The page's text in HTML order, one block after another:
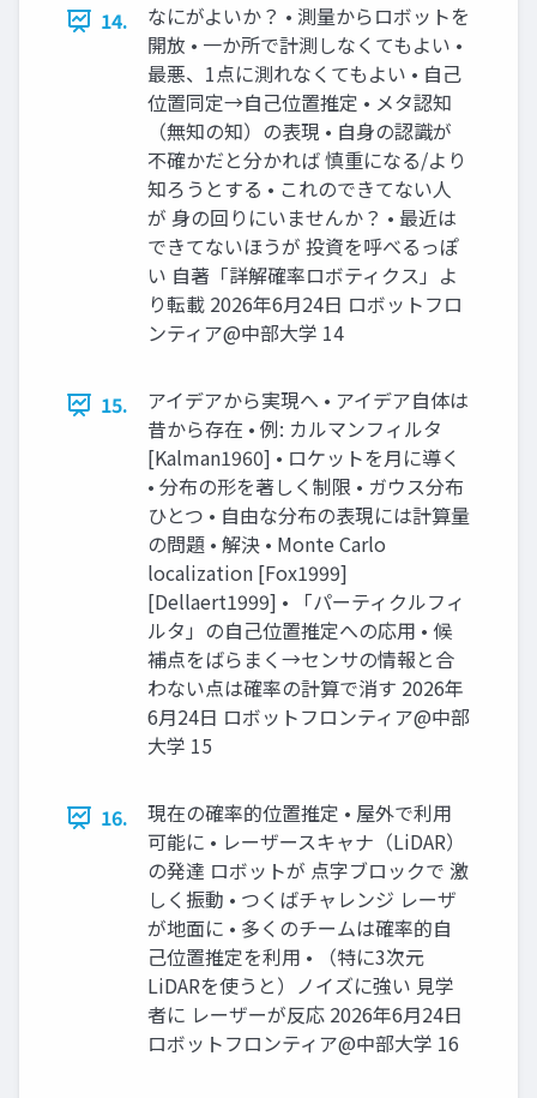
14.
なにがよいか？ • 測量からロボットを
開放 • 一か所で計測しなくてもよい •
最悪、1点に測れなくてもよい • 自己
位置同定→自己位置推定 • メタ認知
（無知の知）の表現 • 自身の認識が
不確かだと分かれば 慎重になる/より
知ろうとする • これのできてない人
が 身の回りにいませんか？ • 最近は
できてないほうが 投資を呼べるっぽ
い 自著「詳解確率ロボティクス」よ
り転載 2026年6月24日 ロボットフロ
ンティア@中部大学 14
15.
アイデアから実現へ • アイデア自体は
昔から存在 • 例: カルマンフィルタ
[Kalman1960] • ロケットを月に導く
• 分布の形を著しく制限 • ガウス分布
ひとつ • 自由な分布の表現には計算量
の問題 • 解決 • Monte Carlo
localization [Fox1999]
[Dellaert1999] • 「パーティクルフィ
ルタ」の自己位置推定への応用 • 候
補点をばらまく→センサの情報と合
わない点は確率の計算で消す 2026年
6月24日 ロボットフロンティア@中部
大学 15
16.
現在の確率的位置推定 • 屋外で利用
可能に • レーザースキャナ（LiDAR）
の発達 ロボットが 点字ブロックで 激
しく振動 • つくばチャレンジ レーザ
が地面に • 多くのチームは確率的自
己位置推定を利用 • （特に3次元
LiDARを使うと）ノイズに強い 見学
者に レーザーが反応 2026年6月24日
ロボットフロンティア@中部大学 16